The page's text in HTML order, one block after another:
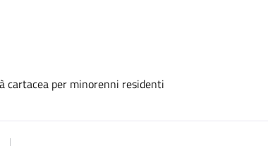
cartacea per minorenni residenti